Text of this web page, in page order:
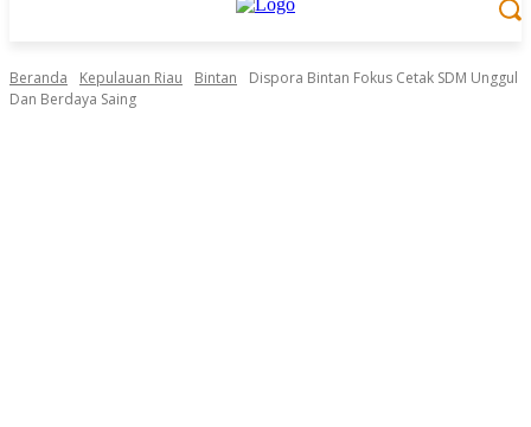
Beranda Kepulauan Riau Bintan
Dispora Bintan Fokus Cetak SDM Unggul
Dan Berdaya Saing